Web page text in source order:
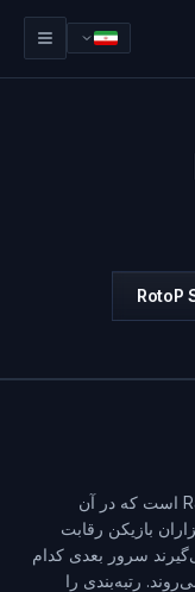
RotoP
RotoP Serv یک تاپ‌لیست در دسته Ragnarok است که در آن
بازیکن رقابت
سرور بعدی کدام
رتبه‌بندی را